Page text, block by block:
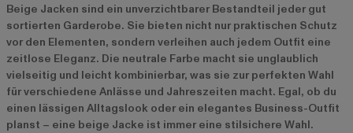
Beige Jacken sind ein unverzichtbarer Bestandteil jeder gut
sortierten Garderobe. Sie bieten nicht nur praktischen Schutz
vor den Elementen, sondern verleihen auch jedem Outfit eine
zeitlose Eleganz. Die neutrale Farbe macht sie unglaublich
vielseitig und leicht kombinierbar, was sie zur perfekten Wahl
für verschiedene Anlässe und Jahreszeiten macht. Egal, ob du
einen lässigen Alltagslook oder ein elegantes Business-Outfit
planst – eine beige Jacke ist immer eine stilsichere Wahl.